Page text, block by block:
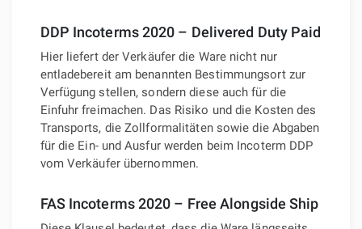
DDP Incoterms 2020 – Delivered Duty Paid
Hier liefert der Verkäufer die Ware nicht nur
entladebereit am benannten Bestimmungsort zur
Verfügung stellen, sondern diese auch für die
Einfuhr freimachen. Das Risiko und die Kosten des
Transports, die Zollformalitäten sowie die Abgaben
für die Ein- und Ausfur werden beim Incoterm DDP
vom Verkäufer übernommen.
FAS Incoterms 2020 – Free Alongside Ship